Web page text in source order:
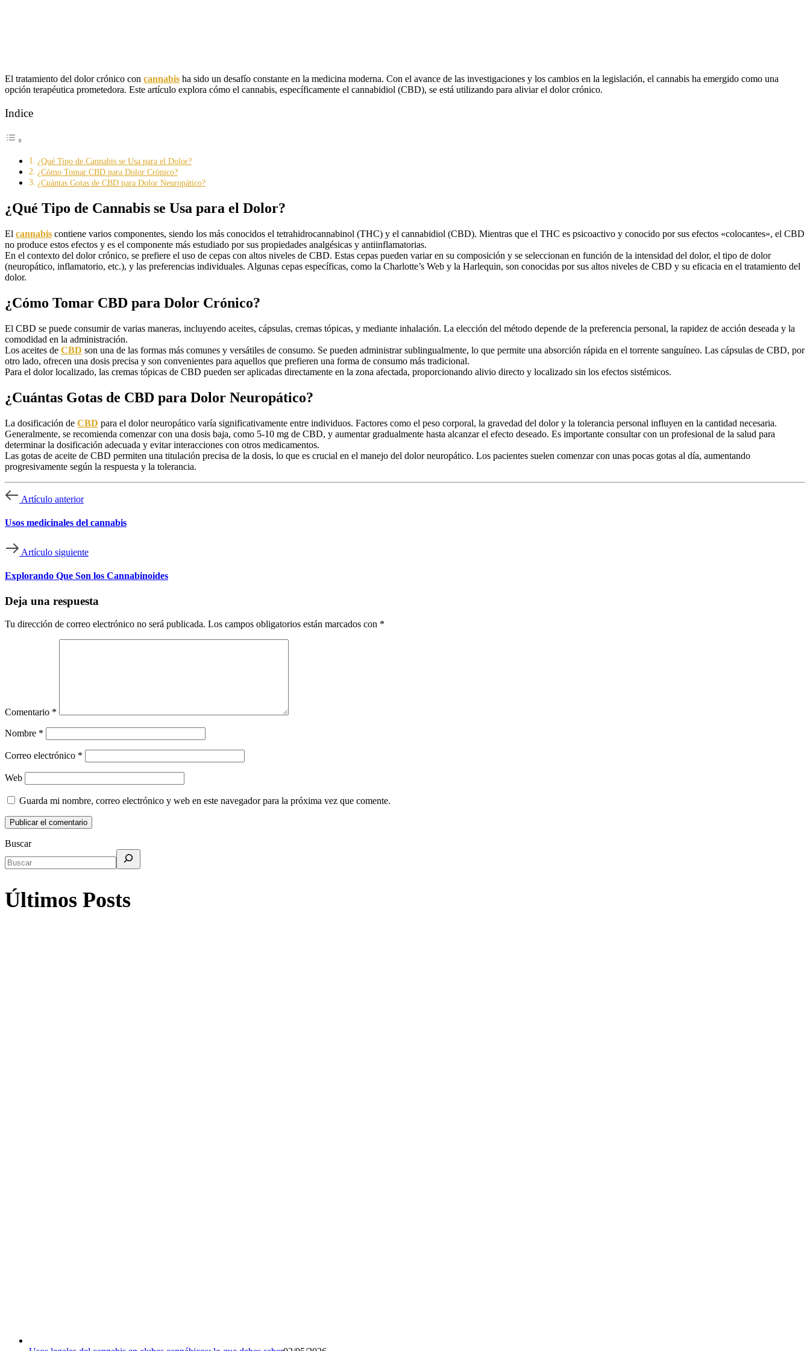
El tratamiento del dolor crónico con cannabis ha sido un desafío constante en la medicina moderna. Con el avance de las investigaciones y los cambios en la legislación, el cannabis ha emergido como una
opción terapéutica prometedora. Este artículo explora cómo el cannabis, específicamente el cannabidiol (CBD), se está utilizando para aliviar el dolor crónico.
Indice
¿Qué Tipo de Cannabis se Usa para el Dolor?
¿Cómo Tomar CBD para Dolor Crónico?
¿Cuántas Gotas de CBD para Dolor Neuropático?
¿Qué Tipo de Cannabis se Usa para el Dolor?
El cannabis contiene varios componentes, siendo los más conocidos el tetrahidrocannabinol (THC) y el cannabidiol (CBD). Mientras que el THC es psicoactivo y conocido por sus efectos «colocantes», el CBD
no produce estos efectos y es el componente más estudiado por sus propiedades analgésicas y antiinflamatorias.
En el contexto del dolor crónico, se prefiere el uso de cepas con altos niveles de CBD. Estas cepas pueden variar en su composición y se seleccionan en función de la intensidad del dolor, el tipo de dolor
(neuropático, inflamatorio, etc.), y las preferencias individuales. Algunas cepas específicas, como la Charlotte’s Web y la Harlequin, son conocidas por sus altos niveles de CBD y su eficacia en el tratamiento del
dolor.
¿Cómo Tomar CBD para Dolor Crónico?
El CBD se puede consumir de varias maneras, incluyendo aceites, cápsulas, cremas tópicas, y mediante inhalación. La elección del método depende de la preferencia personal, la rapidez de acción deseada y la
comodidad en la administración.
Los aceites de CBD son una de las formas más comunes y versátiles de consumo. Se pueden administrar sublingualmente, lo que permite una absorción rápida en el torrente sanguíneo. Las cápsulas de CBD, por
otro lado, ofrecen una dosis precisa y son convenientes para aquellos que prefieren una forma de consumo más tradicional.
Para el dolor localizado, las cremas tópicas de CBD pueden ser aplicadas directamente en la zona afectada, proporcionando alivio directo y localizado sin los efectos sistémicos.
¿Cuántas Gotas de CBD para Dolor Neuropático?
La dosificación de CBD para el dolor neuropático varía significativamente entre individuos. Factores como el peso corporal, la gravedad del dolor y la tolerancia personal influyen en la cantidad necesaria.
Generalmente, se recomienda comenzar con una dosis baja, como 5-10 mg de CBD, y aumentar gradualmente hasta alcanzar el efecto deseado. Es importante consultar con un profesional de la salud para
determinar la dosificación adecuada y evitar interacciones con otros medicamentos.
Las gotas de aceite de CBD permiten una titulación precisa de la dosis, lo que es crucial en el manejo del dolor neuropático. Los pacientes suelen comenzar con unas pocas gotas al día, aumentando
progresivamente según la respuesta y la tolerancia.
Artículo anterior
Usos medicinales del cannabis
Artículo siguiente
Explorando Que Son los Cannabinoides
Deja una respuesta
Tu dirección de correo electrónico no será publicada. Los campos obligatorios están marcados con *
Comentario *
Nombre *
Correo electrónico *
Web
Guarda mi nombre, correo electrónico y web en este navegador para la próxima vez que comente.
Buscar
Últimos Posts